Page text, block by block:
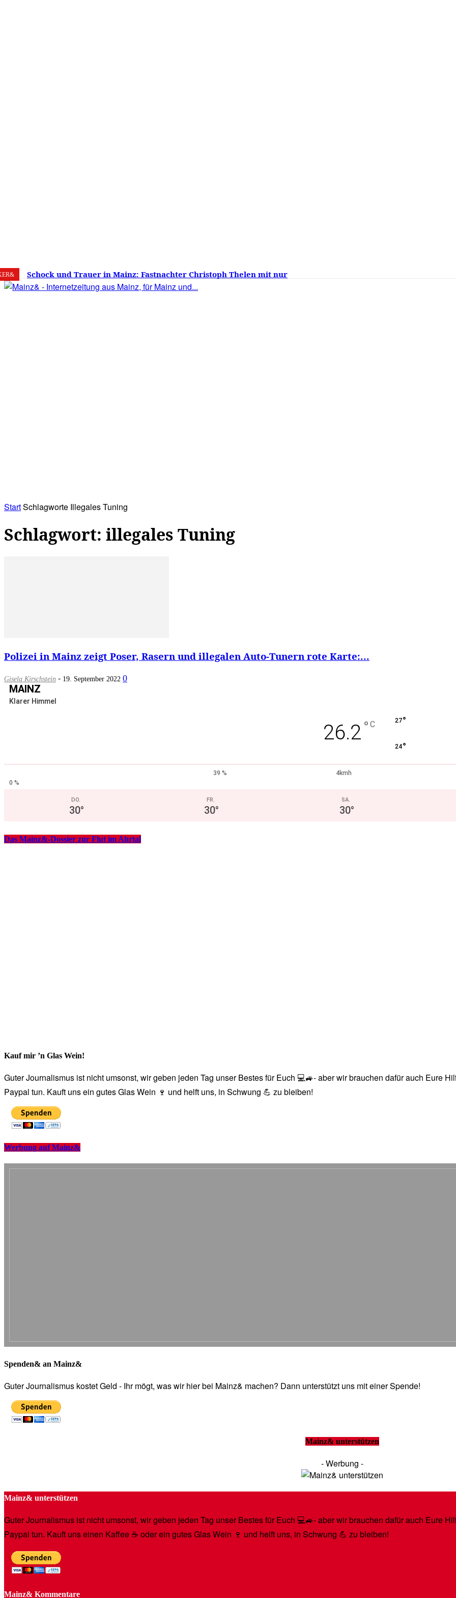
6. August 2026 26.2 Mainz
Schock und Trauer in Mainz: Fastnachter Christoph Thelen mit nur
60 Jahren gestorben – Was ist die Fastnacht ohne…?
StartSchlagworte Illegales Tuning
Schlagwort: illegales Tuning
Polizei in Mainz zeigt Poser, Rasern und illegalen Auto-Tunern rote Karte:...
Gisela Kirschstein - 19. September 2022 0
MAINZ
Klarer Himmel
26.2 ° C 27°
24°
39 %
4kmh
0 %
DO.
30°
FR.
30°
SA.
30°
Das Mainz&-Dossier zur Flut im Ahrtal
Kauf mir ’n Glas Wein!
Guter Journalismus ist nicht umsonst, wir geben jeden Tag unser Bestes für Euch 💻🚙- aber wir brauchen dafür auch Eure
Paypal tun. Kauft uns ein gutes Glas Wein 🍷 und helft uns, in Schwung 💪 zu bleiben!
Werbung auf Mainz&
Spenden& an Mainz&
Guter Journalismus kostet Geld - Ihr mögt, was wir hier bei Mainz& machen? Dann unterstützt uns mit einer Spende!
Mainz& unterstützen
- Werbung -
Mainz& unterstützen
Guter Journalismus ist nicht umsonst, wir geben jeden Tag unser Bestes für Euch 💻🚙- aber wir brauchen dafür auch Eure
Paypal tun. Kauft uns einen Kaffee ☕️ oder ein gutes Glas Wein 🍷 und helft uns, in Schwung 💪 zu bleiben!
Mainz& Kommentare